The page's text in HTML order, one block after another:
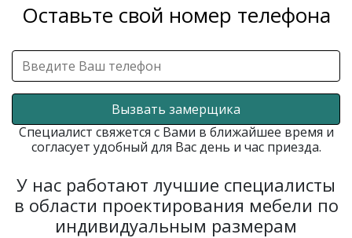
Оставьте свой номер телефона
Вызвать замерщика
Специалист свяжется с Вами в ближайшее время и
согласует удобный для Вас день и час приезда.
У нас работают лучшие специалисты
в области проектирования мебели по
индивидуальным размерам